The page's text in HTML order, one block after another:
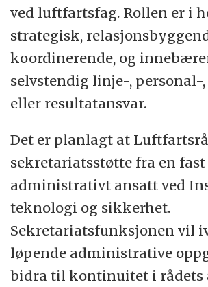
ved luftfartsfag. Rollen er i
strategisk,
koordinerende, og
selvstendig linje-, personal-
eller resultatansvar.
Det er planlagt at
sekretariatsstøtte fra en fast
administrativt ansatt ved
teknologi og sikkerhet.
Sekretariatsfunksjonen vil
løpende administrative
bidra til kontinuitet i rådets